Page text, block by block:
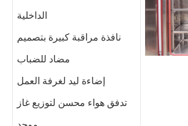
الداخلية
نافذة مراقبة كبيرة بتصميم
مضاد للضباب
إضاءة ليد لغرفة العمل
تدفق هواء محسن لتوزيع غاز